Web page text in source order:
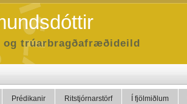
trúarbragðafræðideild
Prédikanir Ritstjórnarstörf Í fjölmiðlum